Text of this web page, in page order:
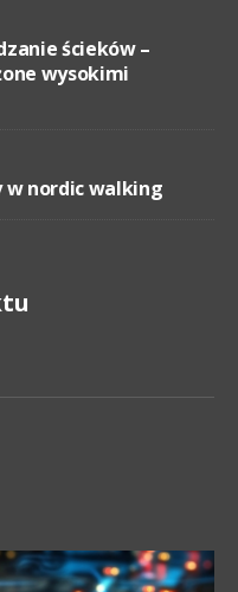
ścieków –
wysokimi
w nordic walking